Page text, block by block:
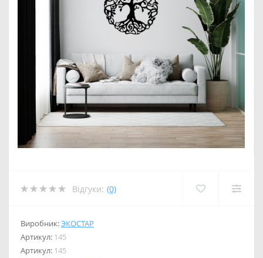
Відгуки: (0)
Виробник:ЭКОСТАР
Артикул: 145
Артикул: 145